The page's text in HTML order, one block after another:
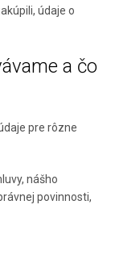
údaje o
a čo
pre rôzne
nášho
povinnosti,